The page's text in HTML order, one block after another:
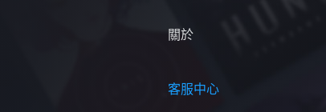
關於
客服中心